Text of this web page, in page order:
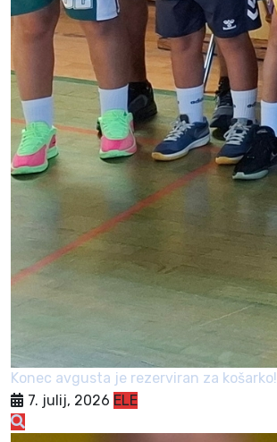
Konec avgusta je rezerviran za košarko!
7. julij, 2026 ELE